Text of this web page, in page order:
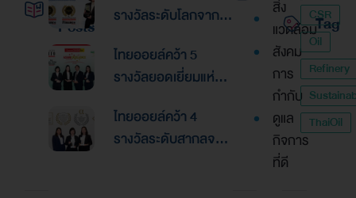
Posts
รางวัลระดับโลกจาก
Finance Awards
2026ตอกย้ำความเป็น
การเงินและการระดม
ทุน
ไทยออยล์คว้า 5
รางวัลยอดเยี่ยมแห่ง
รางวัล “Asian
Excellence Award
ไทยออยล์คว้า 4
รางวัลระดับสากลจาก
สิ่ง
แวดล้อม
สังคม
การ
กำกับ
ดูแล
กิจการ
ที่ดี
Tag
CSR
Oil
Refinery
ThaiOil